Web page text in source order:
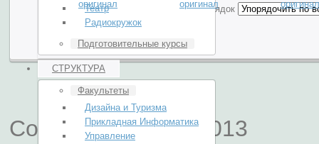
Театр
Радиокружок
Подготовительные курсы
СТРУКТУРА
Факультеты
Дизайна и Туризма
Прикладная Информатика
Управление
Порядок
Copyright © 2004-2013